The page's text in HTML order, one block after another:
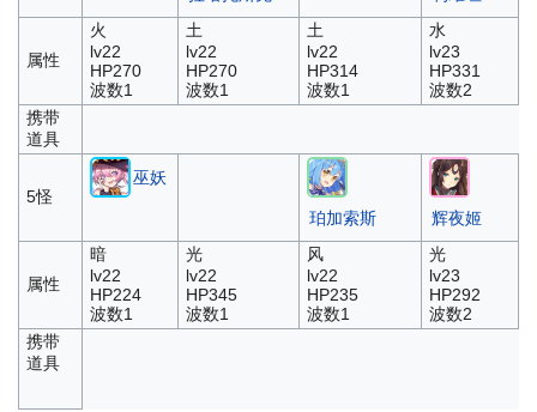
属性
火
lv22
HP270
波数1
土
lv22
HP270
波数1
土
lv22
HP314
波数1
水
lv23
HP331
波数2
携带
道具
5怪
巫妖
珀加索斯 辉夜姬
属性
暗
lv22
HP224
波数1
光
lv22
HP345
波数1
风
lv22
HP235
波数1
光
lv23
HP292
波数2
携带
道具